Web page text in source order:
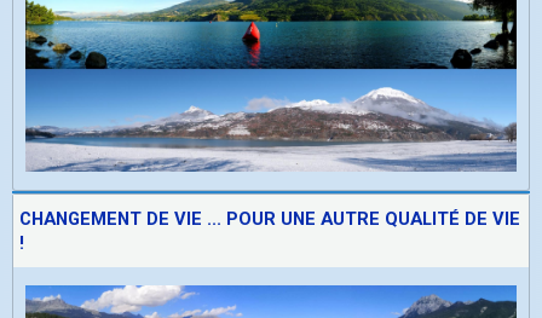
CHANGEMENT DE VIE ... POUR UNE AUTRE QUALITÉ DE VIE
!